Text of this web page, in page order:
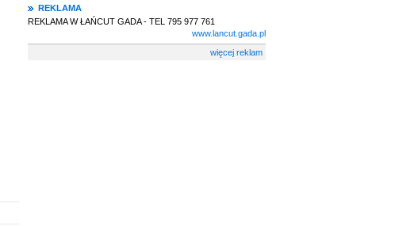
REKLAMA
REKLAMA W ŁAŃCUT GADA - TEL 795 977 761
www.lancut.gada.pl
więcej reklam